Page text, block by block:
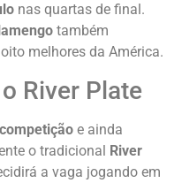
nas quartas de final.
também
melhores da América.
River Plate
e ainda
o tradicional River
a vaga jogando em